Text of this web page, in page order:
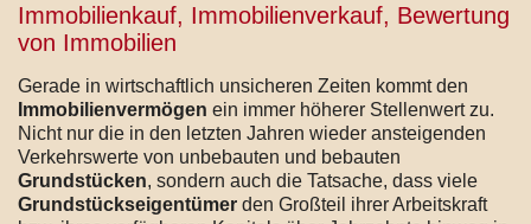
Immobilienkauf, Immobilienverkauf, Bewertung
von Immobilien
Gerade in wirtschaftlich unsicheren Zeiten kommt den
Immobilienvermögen ein immer höherer Stellenwert zu.
Nicht nur die in den letzten Jahren wieder ansteigenden
Verkehrswerte von unbebauten und bebauten
Grundstücken, sondern auch die Tatsache, dass viele
Grundstückseigentümer den Großteil ihrer Arbeitskraft